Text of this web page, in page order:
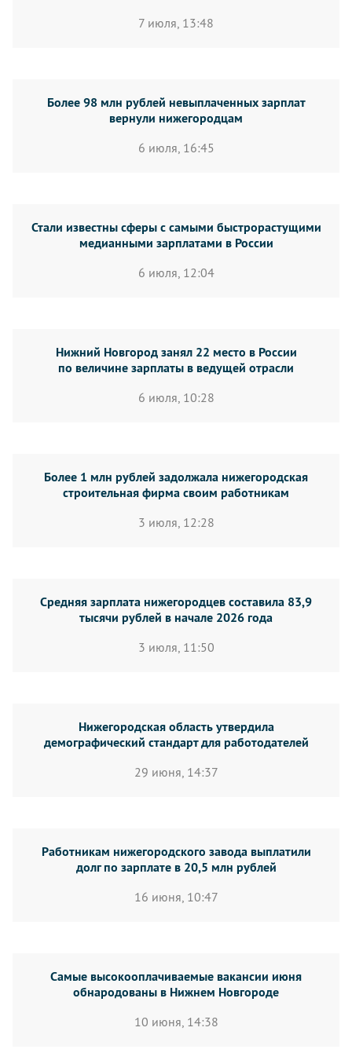
7 июля, 13:48
Более 98 млн рублей невыплаченных зарплат
вернули нижегородцам
6 июля, 16:45
Стали известны сферы с самыми быстрорастущими
медианными зарплатами в России
6 июля, 12:04
Нижний Новгород занял 22 место в России
по величине зарплаты в ведущей отрасли
6 июля, 10:28
Более 1 млн рублей задолжала нижегородская
строительная фирма своим работникам
3 июля, 12:28
Средняя зарплата нижегородцев составила 83,9
тысячи рублей в начале 2026 года
3 июля, 11:50
Нижегородская область утвердила
демографический стандарт для работодателей
29 июня, 14:37
Работникам нижегородского завода выплатили
долг по зарплате в 20,5 млн рублей
16 июня, 10:47
Самые высокооплачиваемые вакансии июня
обнародованы в Нижнем Новгороде
10 июня, 14:38